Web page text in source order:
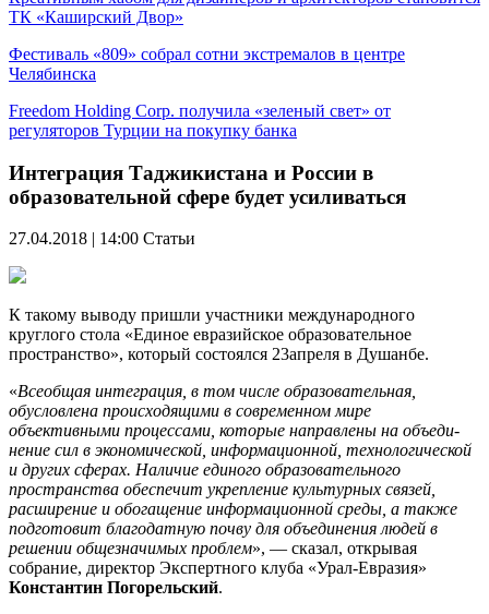
ТК «Каширский Двор»
Фестиваль «809» собрал сотни экстремалов в центре
Челябинска
Freedom Holding Corp. получила «зеленый свет» от
регуляторов Турции на покупку банка
Интеграция Таджикистана и России в
образовательной сфере будет усиливаться
27.04.2018 | 14:00 Статьи
К такому выводу пришли участники международного
круглого стола «Единое евразийское образовательное
пространство», который состоялся 23апреля в Душанбе.
«Всеобщая интеграция, в том числе образовательная,
обусловлена происходящи­ми в современном мире
объективными процессами, которые направлены на объеди­
нение сил в экономической, информационной, технологической
и других сферах. Наличие единого образова­тельного
пространства обеспечит укрепление культурных связей,
расширение и обогащение информационной среды, а также
подготовит благодатную почву для объединения людей в
решении общез­начимых проблем», — сказал, открывая
собрание, директор Экспертного клуба «Урал-Евразия»
Константин Погорельский.